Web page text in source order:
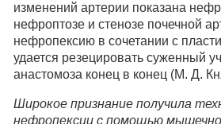
изменений артерии показана
нефроптозе и стенозе почечной
нефропексию в сочетании с
удается резецировать суженный
анастомоза конец в конец (М. Д.
Широкое признание получила
нефропексии с помощью